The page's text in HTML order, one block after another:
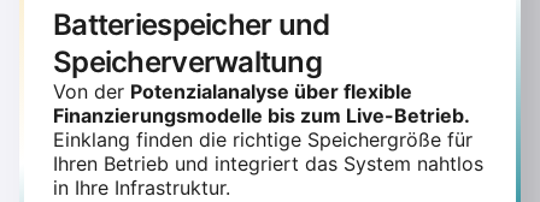
Batteriespeicher und
Speicherverwaltung
Von der Potenzialanalyse über flexible
Finanzierungsmodelle bis zum Live-Betrieb.
Einklang finden die richtige Speichergröße für
Ihren Betrieb und integriert das System nahtlos
in Ihre Infrastruktur.